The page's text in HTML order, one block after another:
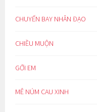
CHUYẾN BAY NHÂN ĐẠO
CHIỀU MUỘN
GỞI EM
MÊ NÚM CAU XINH